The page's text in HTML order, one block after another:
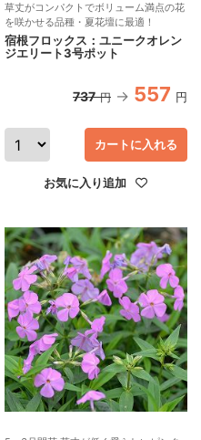
草丈がコンパクトでボリューム満点の花
を咲かせる品種・夏花壇に最適！
宿根フロックス：ユニークオレン
ジエリート3号ポット
737 円 557 円
カートに入れる
お気に入り追加